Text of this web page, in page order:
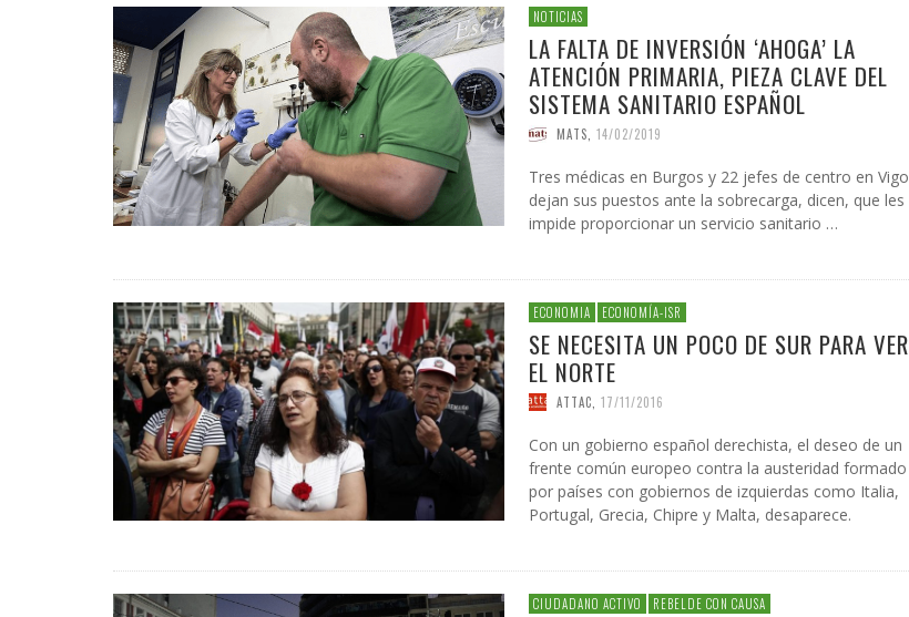
NOTICIAS
LA FALTA DE INVERSIÓN ‘AHOGA’ LA
ATENCIÓN PRIMARIA, PIEZA CLAVE DEL
SISTEMA SANITARIO ESPAÑOL
MATS, 14/02/2019
Tres médicas en Burgos y 22 jefes de centro en Vigo
dejan sus puestos ante la sobrecarga, dicen, que les
impide proporcionar un servicio sanitario …
ECONOMIA ECONOMÍA-ISR
SE NECESITA UN POCO DE SUR PARA VER
EL NORTE
ATTAC 17/11/2016
Con un gobierno español derechista, el deseo de un
frente común europeo contra la austeridad formado
por países con gobiernos de izquierdas como Italia,
Portugal, Grecia, Chipre y Malta, desaparece.
CIUDADANO ACTIVO REBELDE CON CAUSA